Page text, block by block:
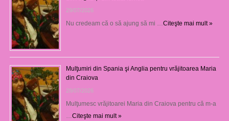
29/07/2026
Nu credeam că o să ajung să mi … Citeşte mai mult »
Mulţumiri din Spania şi Anglia pentru vrăjitoarea Maria
din Craiova
28/07/2026
Mulţumesc vrăjitoarei Maria din Craiova pentru că m-a
Citeşte mai mult »